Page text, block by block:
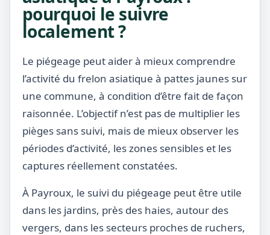
pourquoi le suivre
localement ?
Le piégeage peut aider à mieux comprendre
l’activité du frelon asiatique à pattes jaunes sur
une commune, à condition d’être fait de façon
raisonnée. L’objectif n’est pas de multiplier les
pièges sans suivi, mais de mieux observer les
périodes d’activité, les zones sensibles et les
captures réellement constatées.
À Payroux, le suivi du piégeage peut être utile
dans les jardins, près des haies, autour des
vergers, dans les secteurs proches de ruchers,